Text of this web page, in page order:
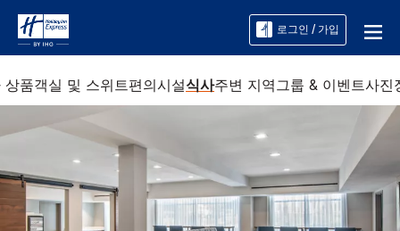
로그인 / 가입
상품객실 및 스위트편의시설식사주변 지역그룹 & 이벤트사진